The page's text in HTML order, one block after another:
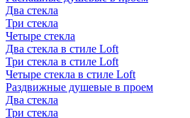
Два стекла
Три стекла
Четыре стекла
Два стекла в стиле Loft
Три стекла в стиле Loft
Четыре стекла в стиле Loft
Раздвижные душевые в проем
Два стекла
Три стекла